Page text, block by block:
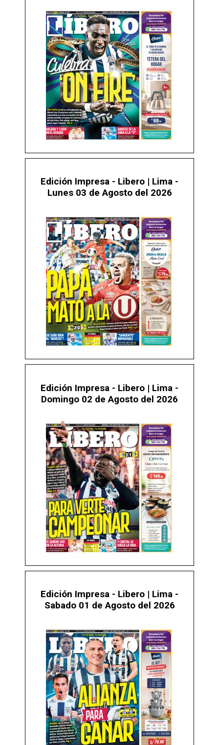
Edición Impresa - Libero | Lima -
Lunes 03 de Agosto del 2026
Edición Impresa - Libero | Lima -
Domingo 02 de Agosto del 2026
Edición Impresa - Libero | Lima -
Sabado 01 de Agosto del 2026